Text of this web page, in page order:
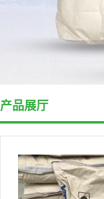
产品展厅